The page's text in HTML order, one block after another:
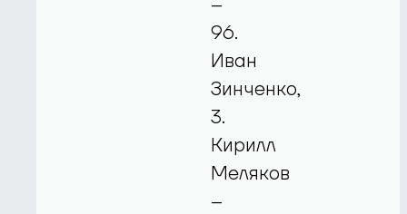
–
96.
Иван
Зинченко,
3.
Кирилл
Меляков
–